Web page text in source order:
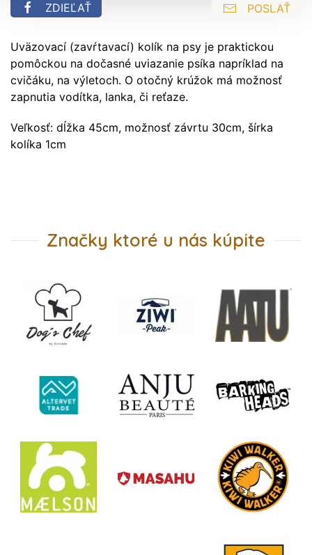
ZDIEĽAŤ POSLAŤ
Uväzovací (zavŕtavací) kolík na psy je praktickou
pomôckou na dočasné uviazanie psíka napríklad na
cvičáku, na výletoch. O otočný krúžok má možnosť
zapnutia vodítka, lanka, či reťaze.
Veľkosť: dĺžka 45cm, možnosť závrtu 30cm, šírka
kolíka 1cm
Značky ktoré u nás kúpite